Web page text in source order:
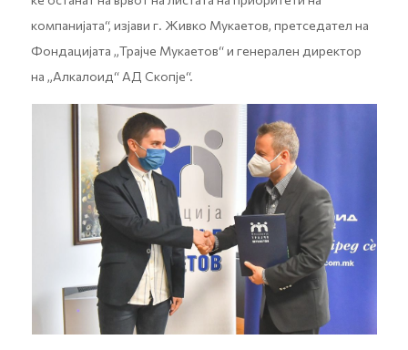
компанијата“, изјави г. Живко Мукаетов, претседател на
Фондацијата „Трајче Мукаетов“ и генерален директор
на „Алкалоид“ АД Скопје“.